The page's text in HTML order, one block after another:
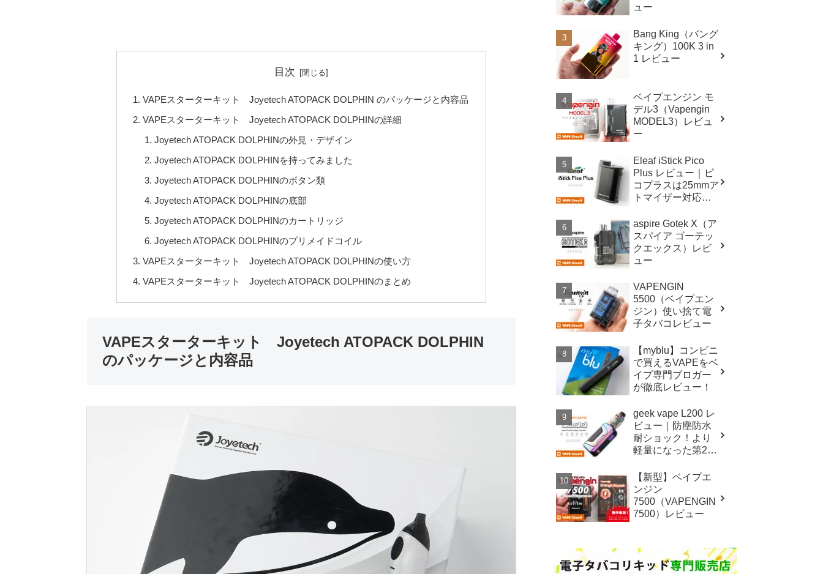
目次
VAPEスターターキット Joyetech ATOPACK DOLPHIN のパッケージと内容品
VAPEスターターキット Joyetech ATOPACK DOLPHINの詳細
Joyetech ATOPACK DOLPHINの外見・デザイン
Joyetech ATOPACK DOLPHINを持ってみました
Joyetech ATOPACK DOLPHINのボタン類
Joyetech ATOPACK DOLPHINの底部
Joyetech ATOPACK DOLPHINのカートリッジ
Joyetech ATOPACK DOLPHINのプリメイドコイル
VAPEスターターキット Joyetech ATOPACK DOLPHINの使い方
VAPEスターターキット Joyetech ATOPACK DOLPHINのまとめ
VAPEスターターキット Joyetech ATOPACK DOLPHIN
のパッケージと内容品
ュー
Bang King（バング
キング）100K 3 in
1 レビュー
ベイプエンジン モ
デル3（Vapengin
MODEL3）レビュ
ー
Eleaf iStick Pico
Plus レビュー｜ピ
コプラスは25mmア
トマイザー対応！
化！！
aspire Gotek X（ア
スパイア ゴーテッ
クエックス）レビ
ュー
VAPENGIN
5500（ベイプエン
ジン）使い捨て電
子タバコレビュー
【myblu】コンビニ
で買えるVAPEをベ
イプ専門ブロガー
が徹底レビュー！
geek vape L200 レ
ビュー｜防塵防水
耐ショック！より
軽量になった第2世
ンド！
【新型】ベイプエ
ンジン
7500（VAPENGIN
7500）レビュー